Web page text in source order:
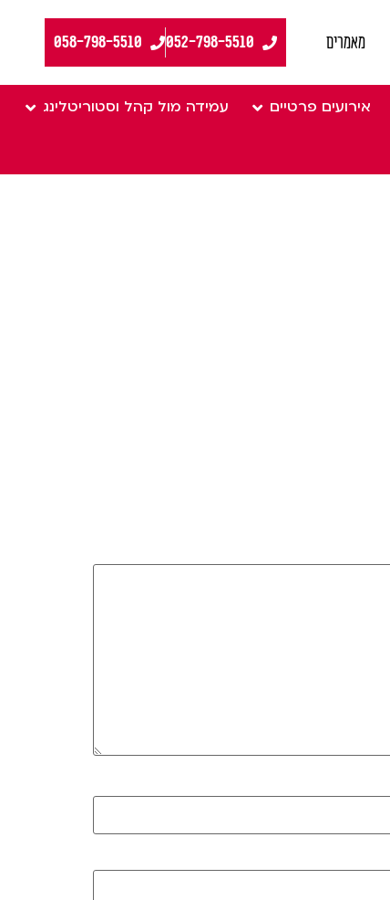
מאמרים 058-798-5510
אירועים פרטיים עמידה מול קהל וסטוריטלינג